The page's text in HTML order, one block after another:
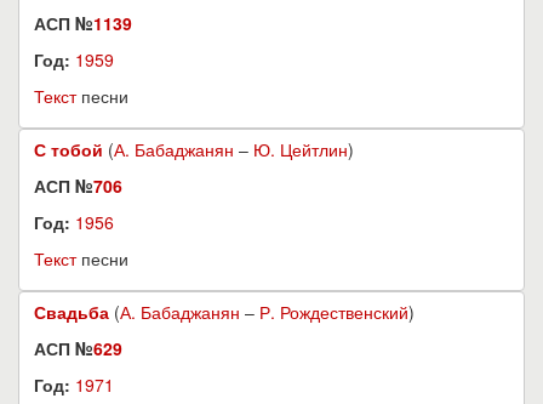
АСП №1139
Год: 1959
Текстпесни
С тобой (А. Бабаджанян – Ю. Цейтлин)
АСП №706
Год: 1956
Текстпесни
Свадьба (А. Бабаджанян – Р. Рождественский)
АСП №629
Год: 1971